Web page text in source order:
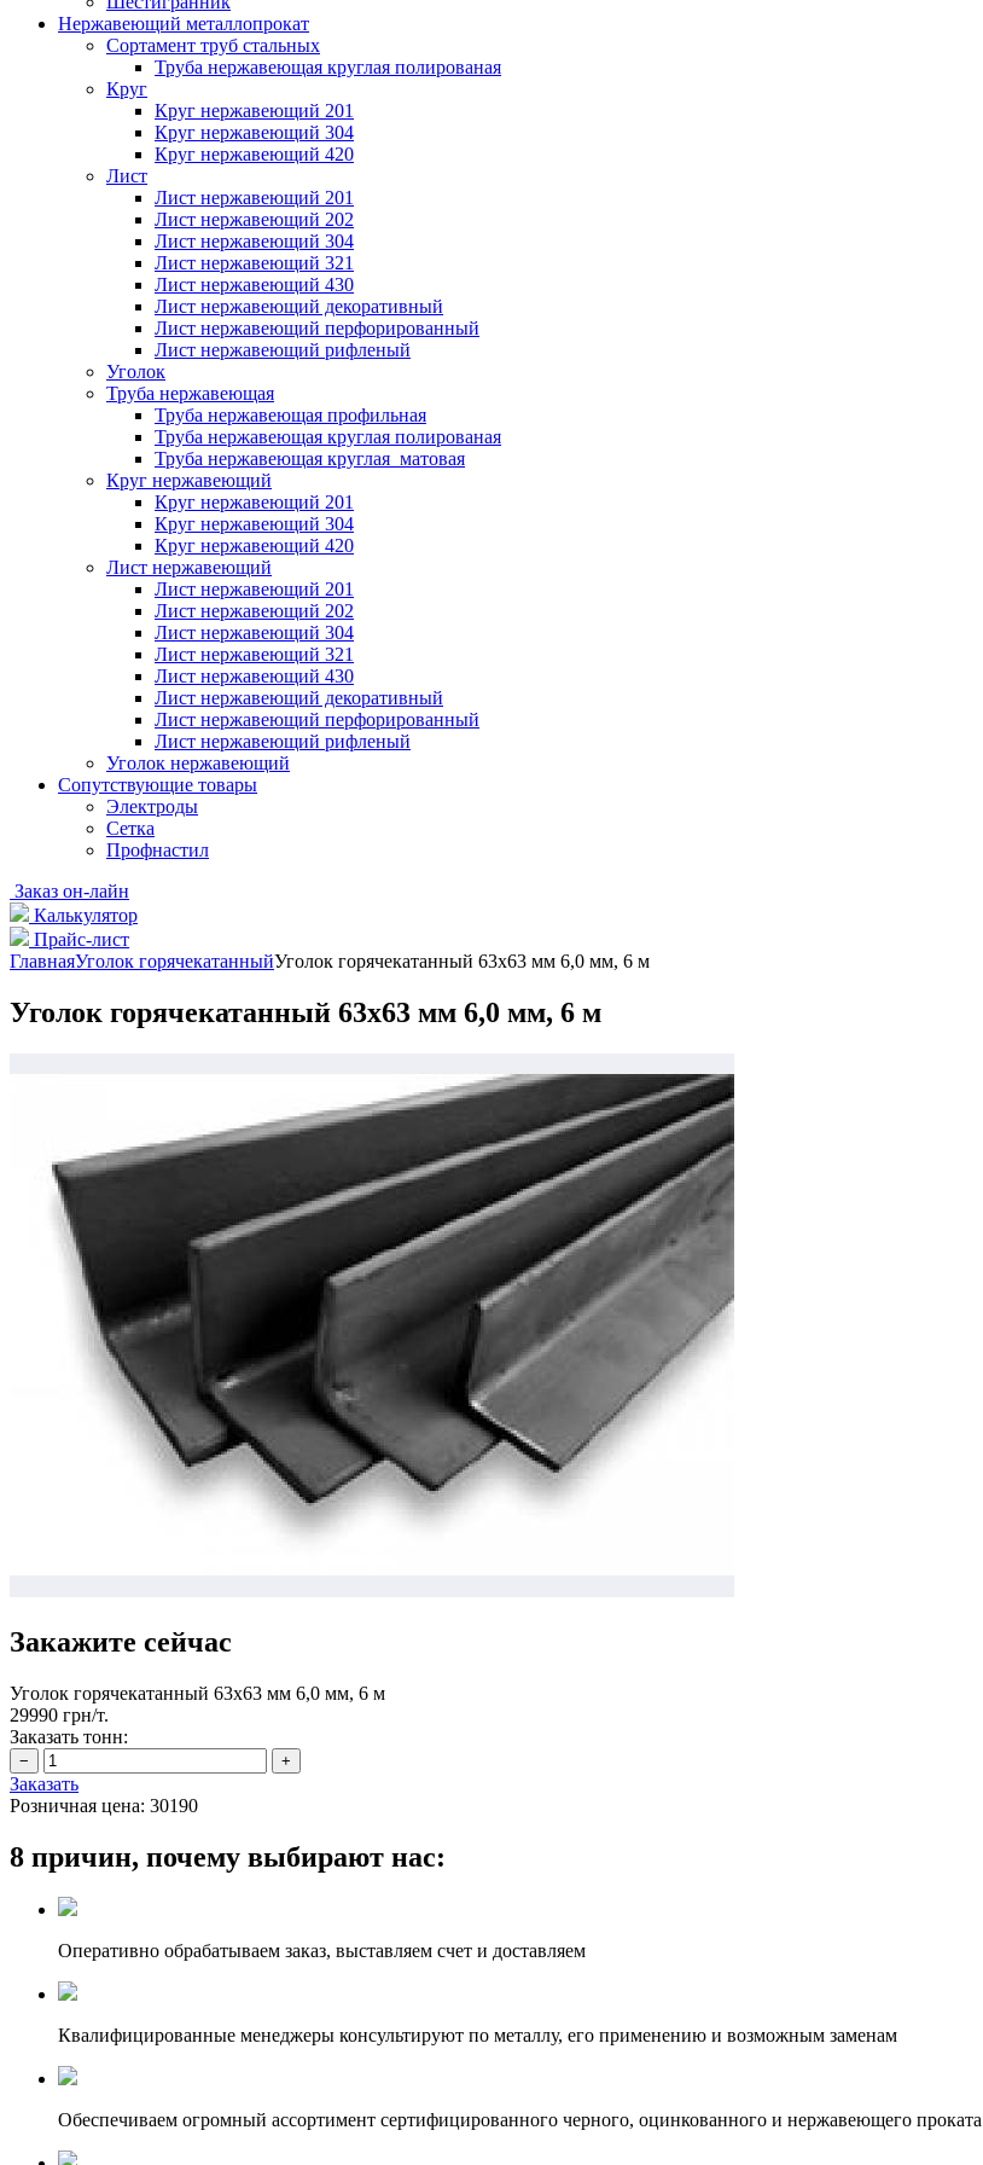
Нержавеющий металлопрокат
Сортамент труб стальных
Труба нержавеющая круглая полированая
Круг
Круг нержавеющий 201
Круг нержавеющий 304
Круг нержавеющий 420
Лист
Лист нержавеющий 201
Лист нержавеющий 202
Лист нержавеющий 304
Лист нержавеющий 321
Лист нержавеющий 430
Лист нержавеющий декоративный
Лист нержавеющий перфорированный
Лист нержавеющий рифленый
Уголок
Труба нержавеющая
Труба нержавеющая профильная
Труба нержавеющая круглая полированая
Труба нержавеющая круглая матовая
Круг нержавеющий
Круг нержавеющий 201
Круг нержавеющий 304
Круг нержавеющий 420
Лист нержавеющий
Лист нержавеющий 201
Лист нержавеющий 202
Лист нержавеющий 304
Лист нержавеющий 321
Лист нержавеющий 430
Лист нержавеющий декоративный
Лист нержавеющий перфорированный
Лист нержавеющий рифленый
Уголок нержавеющий
Cопутствующие товары
Электроды
Сетка
Профнастил
Заказ он-лайн
Калькулятор
Прайс-лист
ГлавнаяУголок горячекатанныйУголок горячекатанный 63х63 мм 6,0 мм, 6 м
Уголок горячекатанный 63х63 мм 6,0 мм, 6 м
Закажите сейчас
Уголок горячекатанный 63х63 мм 6,0 мм, 6 м
29990 грн/т.
Заказать тонн:
Заказать
Розничная цена: 30190
8 причин, почему выбирают нас:
Оперативно обрабатываем заказ, выставляем счет и доставляем
Квалифицированные менеджеры консультируют по металлу, его применению и возможным заменам
Обеспечиваем огромный ассортимент сертифицированного черного, оцинкованного и нержавеющего проката